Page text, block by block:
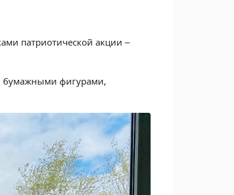
патриотической акции –
бумажными фигурами,